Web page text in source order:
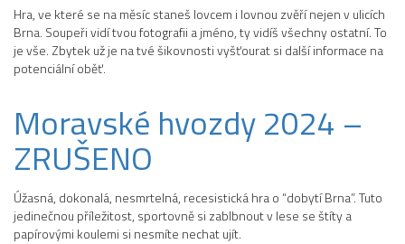
Hra, ve které se na měsíc staneš lovcem i lovnou zvěří nejen v ulicích
Brna. Soupeři vidí tvou fotografii a jméno, ty vidíš všechny ostatní. To
je vše. Zbytek už je na tvé šikovnosti vyšťourat si další informace na
potenciální oběť.
Moravské hvozdy 2024 –
ZRUŠENO
Úžasná, dokonalá, nesmrtelná, recesistická hra o “dobytí Brna”. Tuto
jedinečnou příležitost, sportovně si zablbnout v lese se štíty a
papírovými koulemi si nesmíte nechat ujít.